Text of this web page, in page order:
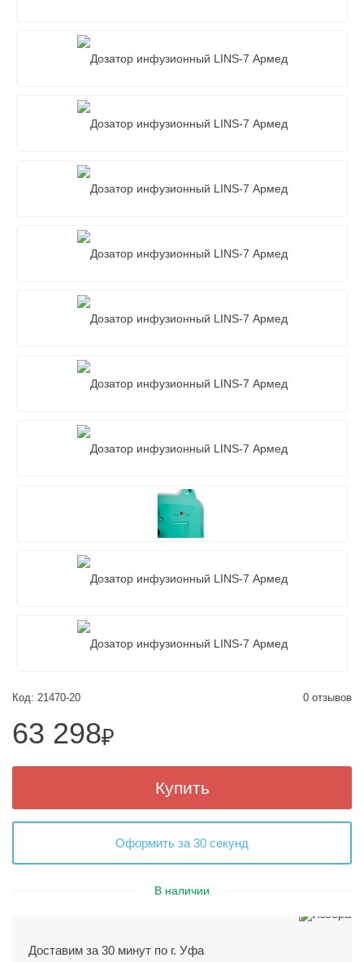
Код: 21470-20 0 отзывов
63 298₽
Купить
Оформить за 30 секунд
В наличии
Доставим за 30 минут по г. Уфа